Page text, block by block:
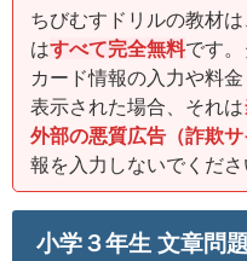
ちびむすドリルの教材
はすべて完全無料です
カード情報の入力や料
表示された場合、それは
外部の悪質広告（詐欺サ
報を入力しないでくださ
小学３年生 文章